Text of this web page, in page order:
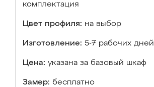
комплектация
Цвет профиля: на выбор
Изготовление: 5-7 рабочих дней
Цена: указана за базовый шкаф
Замер: бесплатно